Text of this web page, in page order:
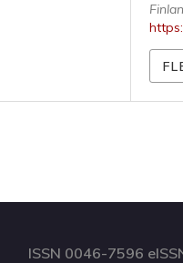
ISSN 0046-7596